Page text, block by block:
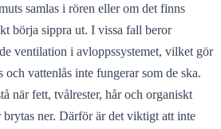
samlas i rören eller om det finns
börja sippra ut. I vissa fall beror
ventilation i avloppssystemet, vilket gör
vattenlås inte fungerar som de ska.
när fett, tvålrester, hår och organiskt
ner. Därför är det viktigt att inte